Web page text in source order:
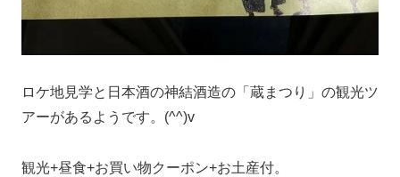
ロケ地見学と日本酒の神結酒造の「蔵まつり」の観光ツ
アーがあるようです。(^^)v
観光+昼食+お買い物クーポン+お土産付。